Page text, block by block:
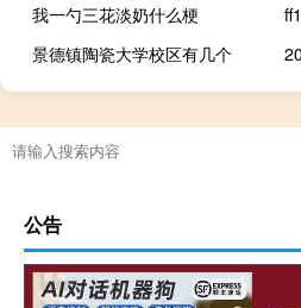
我一勺三花淡奶什么梗
景德镇陶瓷大学校区有几个
公告